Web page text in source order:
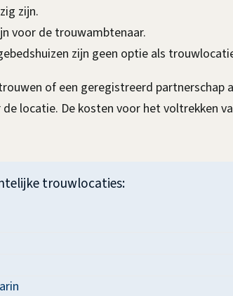
zijn.
voor de trouwambtenaar.
zijn geen optie als
of een geregistreerd
locatie. De kosten voor het voltrekken
trouwlocaties: